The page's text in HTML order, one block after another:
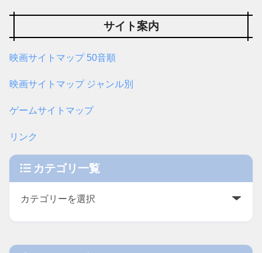
サイト案内
映画サイトマップ 50音順
映画サイトマップ ジャンル別
ゲームサイトマップ
リンク
カテゴリ一覧